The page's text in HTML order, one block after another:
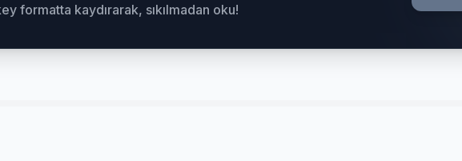
formatta kaydırarak, sıkılmadan oku!